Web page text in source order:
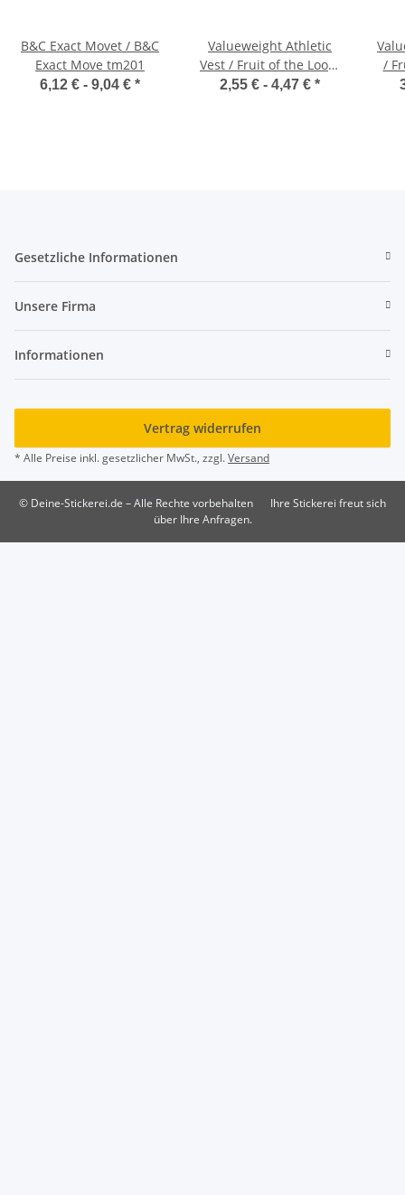
B&C Exact Movet / B&C
Exact Move tm201
6,12 € - 9,04 € *
Valueweight Athletic
Vest / Fruit of the Loom
61-098-0
2,55 € - 4,47 € *
/
Gesetzliche Informationen
Unsere Firma
Informationen
Vertrag widerrufen
* Alle Preise inkl. gesetzlicher MwSt., zzgl.Versand
© Deine-Stickerei.de – Alle Rechte vorbehalten
Ihre Stickerei freut sich
über Ihre Anfragen.